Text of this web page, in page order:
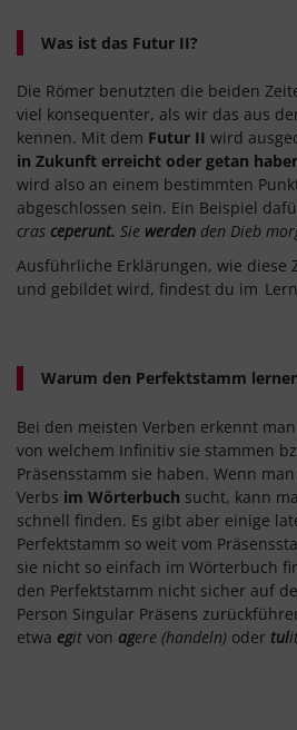
Was ist das Futur II?
Die Römer benutzten die beiden
viel konsequenter, als wir das aus
kennen. Mit dem Futur II wird
in Zukunft erreicht oder getan
wird also an einem bestimmten
abgeschlossen sein. Ein Beispiel
cras ceperunt. Sie werden den Dieb
Ausführliche Erklärungen, wie diese
und gebildet wird, findest du im
Warum den Perfektstamm
Bei den meisten Verben erkennt
von welchem Infinitiv sie stammen
Präsensstamm sie haben. Wenn
Verbs im Wörterbuch sucht, kann
schnell finden. Es gibt aber einige
Perfektstamm so weit vom
sie nicht so einfach im Wörterbuch
den Perfektstamm nicht sicher auf
Person Singular Präsens
etwa egit von agere (handeln) oder tul